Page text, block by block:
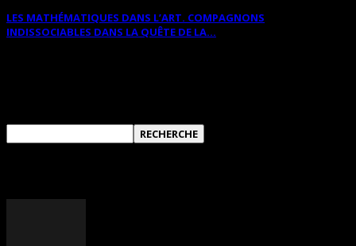
LES MATHÉMATIQUES DANS L’ART. COMPAGNONS
INDISSOCIABLES DANS LA QUÊTE DE LA...